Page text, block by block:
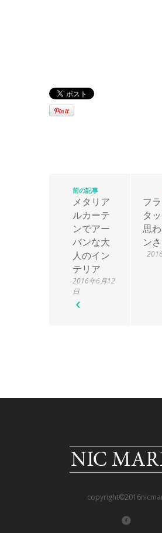
前の記事
メタリア
ルカーテ
ンでアー
バンな大
人のイン
テリア
2016年6月12
日
フ
タ
思
ン